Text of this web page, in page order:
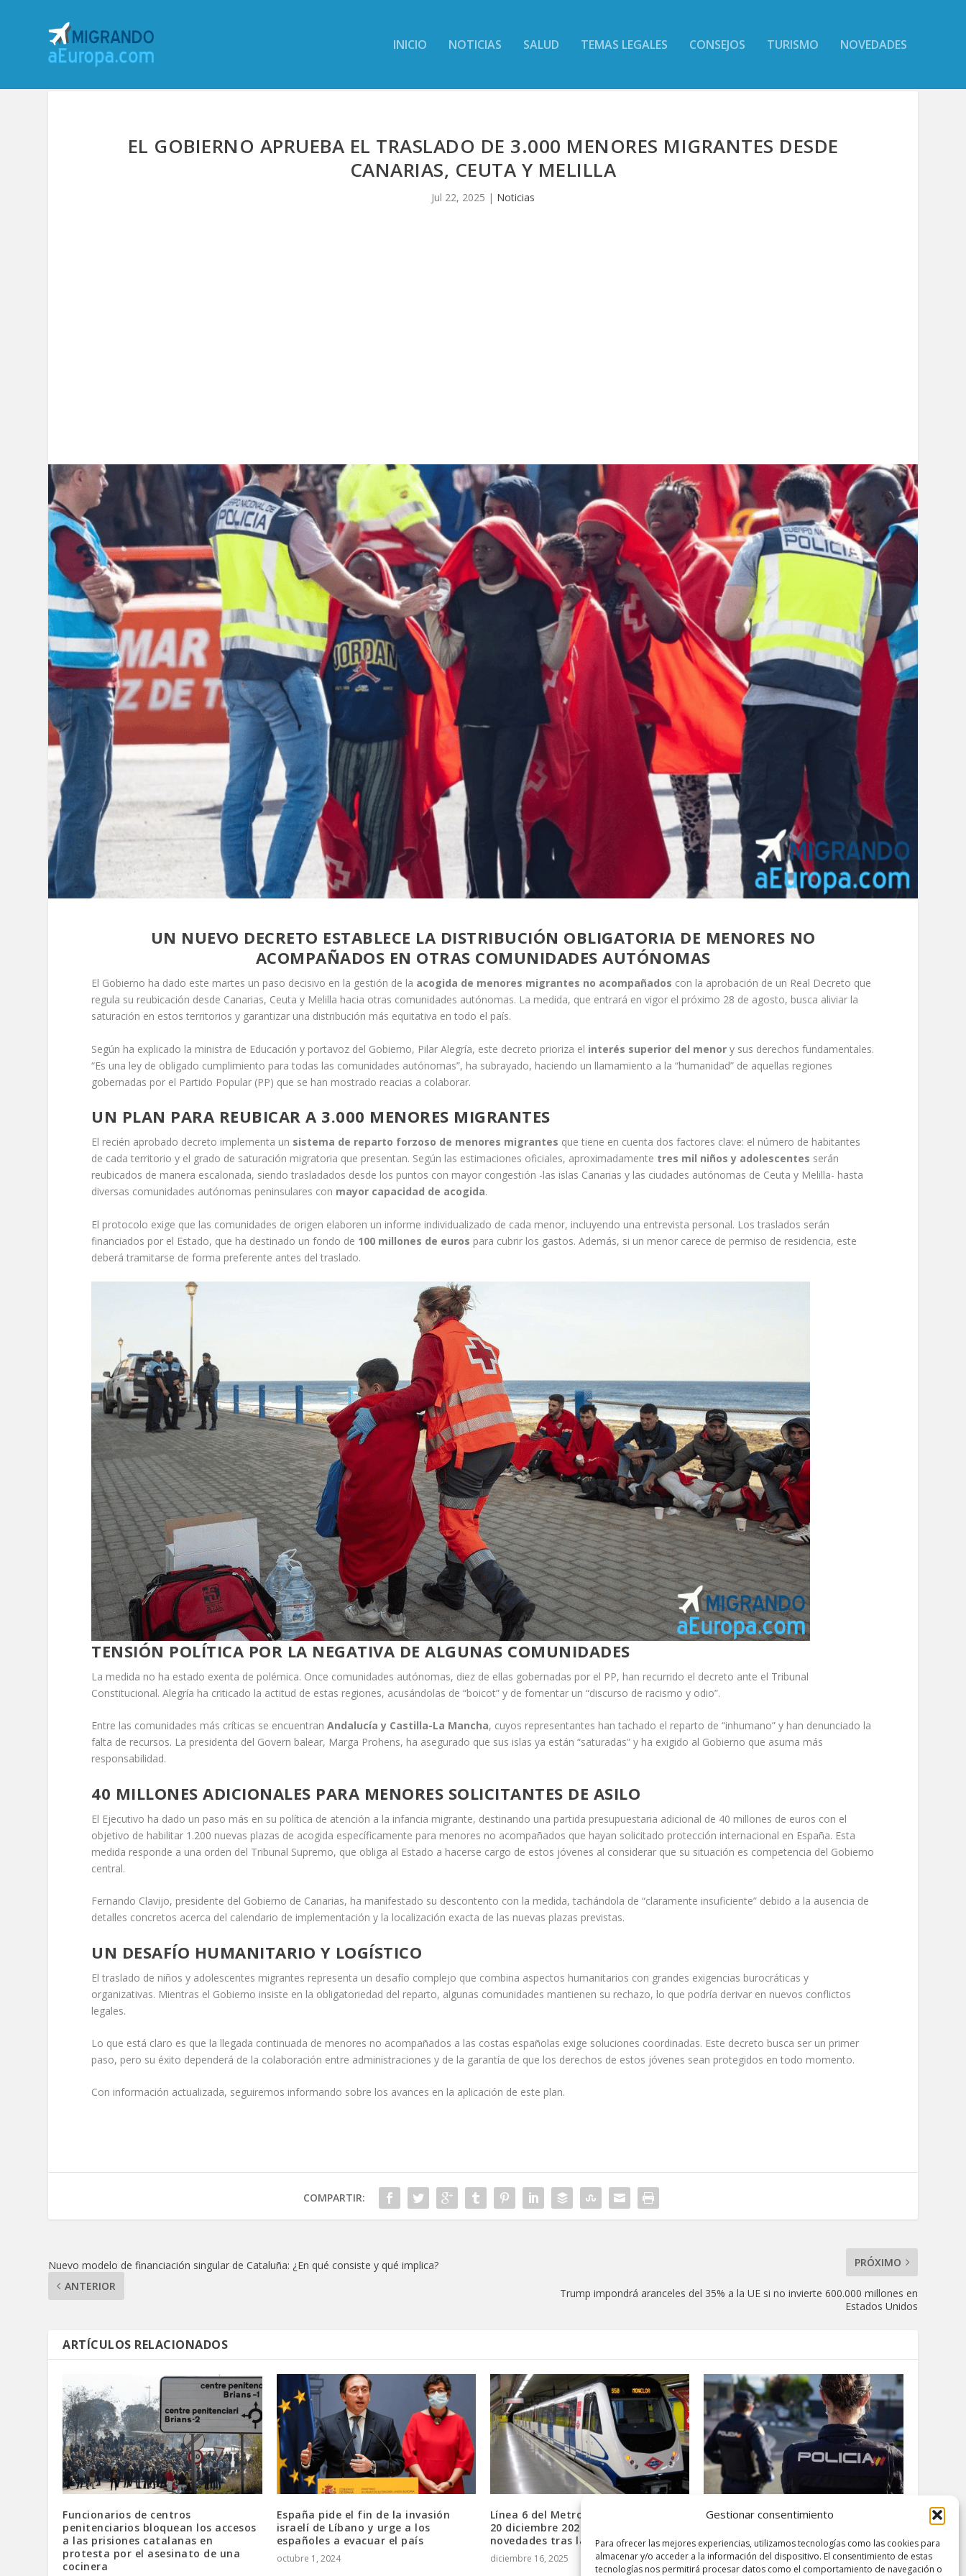
Gestionar consentimiento
Para ofrecer las mejores experiencias, utilizamos tecnologías como las cookies para
almacenar y/o acceder a la información del dispositivo. El consentimiento de estas
tecnologías nos permitirá procesar datos como el comportamiento de navegación o
INICIO NOTICIAS SALUD TEMAS LEGALES CONSEJOS TURISMO NOVEDADES
EL GOBIERNO APRUEBA EL TRASLADO DE 3.000 MENORES MIGRANTES DESDE
CANARIAS, CEUTA Y MELILLA
Jul 22, 2025 | Noticias
UN NUEVO DECRETO ESTABLECE LA DISTRIBUCIÓN OBLIGATORIA DE MENORES NO
ACOMPAÑADOS EN OTRAS COMUNIDADES AUTÓNOMAS
El Gobierno ha dado este martes un paso decisivo en la gestión de la acogida de menores migrantes no acompañados con la aprobación de un Real Decreto que
regula su reubicación desde Canarias, Ceuta y Melilla hacia otras comunidades autónomas. La medida, que entrará en vigor el próximo 28 de agosto, busca aliviar la
saturación en estos territorios y garantizar una distribución más equitativa en todo el país.
Según ha explicado la ministra de Educación y portavoz del Gobierno, Pilar Alegría, este decreto prioriza el interés superior del menor y sus derechos fundamentales.
“Es una ley de obligado cumplimiento para todas las comunidades autónomas”, ha subrayado, haciendo un llamamiento a la “humanidad” de aquellas regiones
gobernadas por el Partido Popular (PP) que se han mostrado reacias a colaborar.
UN PLAN PARA REUBICAR A 3.000 MENORES MIGRANTES
El recién aprobado decreto implementa un sistema de reparto forzoso de menores migrantes que tiene en cuenta dos factores clave: el número de habitantes
de cada territorio y el grado de saturación migratoria que presentan. Según las estimaciones oficiales, aproximadamente tres mil niños y adolescentes serán
reubicados de manera escalonada, siendo trasladados desde los puntos con mayor congestión -las islas Canarias y las ciudades autónomas de Ceuta y Melilla- hasta
diversas comunidades autónomas peninsulares con mayor capacidad de acogida.
El protocolo exige que las comunidades de origen elaboren un informe individualizado de cada menor, incluyendo una entrevista personal. Los traslados serán
financiados por el Estado, que ha destinado un fondo de 100 millones de euros para cubrir los gastos. Además, si un menor carece de permiso de residencia, este
deberá tramitarse de forma preferente antes del traslado.
TENSIÓN POLÍTICA POR LA NEGATIVA DE ALGUNAS COMUNIDADES
La medida no ha estado exenta de polémica. Once comunidades autónomas, diez de ellas gobernadas por el PP, han recurrido el decreto ante el Tribunal
Constitucional. Alegría ha criticado la actitud de estas regiones, acusándolas de “boicot” y de fomentar un “discurso de racismo y odio”.
Entre las comunidades más críticas se encuentranAndalucía y Castilla-La Mancha, cuyos representantes han tachado el reparto de “inhumano” y han denunciado la
falta de recursos. La presidenta del Govern balear, Marga Prohens, ha asegurado que sus islas ya están “saturadas” y ha exigido al Gobierno que asuma más
responsabilidad.
40 MILLONES ADICIONALES PARA MENORES SOLICITANTES DE ASILO
El Ejecutivo ha dado un paso más en su política de atención a la infancia migrante, destinando una partida presupuestaria adicional de 40 millones de euros con el
objetivo de habilitar 1.200 nuevas plazas de acogida específicamente para menores no acompañados que hayan solicitado protección internacional en España. Esta
medida responde a una orden del Tribunal Supremo, que obliga al Estado a hacerse cargo de estos jóvenes al considerar que su situación es competencia del Gobierno
central.
Fernando Clavijo, presidente del Gobierno de Canarias, ha manifestado su descontento con la medida, tachándola de “claramente insuficiente” debido a la ausencia de
detalles concretos acerca del calendario de implementación y la localización exacta de las nuevas plazas previstas.
UN DESAFÍO HUMANITARIO Y LOGÍSTICO
El traslado de niños y adolescentes migrantes representa un desafío complejo que combina aspectos humanitarios con grandes exigencias burocráticas y
organizativas. Mientras el Gobierno insiste en la obligatoriedad del reparto, algunas comunidades mantienen su rechazo, lo que podría derivar en nuevos conflictos
legales.
Lo que está claro es que la llegada continuada de menores no acompañados a las costas españolas exige soluciones coordinadas. Este decreto busca ser un primer
paso, pero su éxito dependerá de la colaboración entre administraciones y de la garantía de que los derechos de estos jóvenes sean protegidos en todo momento.
Con información actualizada, seguiremos informando sobre los avances en la aplicación de este plan.
COMPARTIR:
Nuevo modelo de financiación singular de Cataluña: ¿En qué consiste y qué implica?
ANTERIOR
PRÓXIMO
Trump impondrá aranceles del 35% a la UE si no invierte 600.000 millones en
Estados Unidos
ARTÍCULOS RELACIONADOS
Funcionarios de centros
penitenciarios bloquean los accesos
a las prisiones catalanas en
protesta por el asesinato de una
cocinera
España pide el fin de la invasión
israelí de Líbano y urge a los
españoles a evacuar el país
octubre 1, 2024
Línea 6 del Metro de Madrid reabre
20 diciembre 2025: horarios y
novedades tras las obras
diciembre 16, 2025
Desmantelada red criminal liderada
cocaína en Europa
febrero 16, 2024